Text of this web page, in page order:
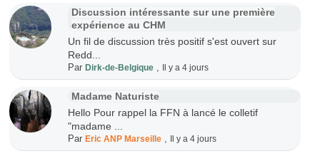
Discussion intéressante sur une première
expérience au CHM
Un fil de discussion très positif s'est ouvert sur
Redd...
Par Dirk-de-Belgique, Il y a 4 jours
Madame Naturiste
Hello Pour rappel la FFN à lancé le colletif
"madame ...
Par Eric ANP Marseille, Il y a 4 jours